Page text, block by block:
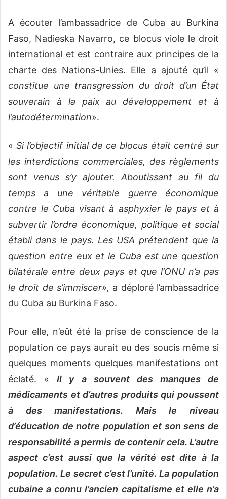
A écouter l’ambassadrice de Cuba au Burkina
Faso, Nadieska Navarro, ce blocus viole le droit
international et est contraire aux principes de la
charte des Nations-Unies. Elle a ajouté qu’il «
constitue une transgression du droit d’un État
souverain à la paix au développement et à
l’autodétermination».
«Si l’objectif initial de ce blocus était centré sur
les interdictions commerciales, des règlements
sont venus s’y ajouter. Aboutissant au fil du
temps a une véritable guerre économique
contre le Cuba visant à asphyxier le pays et à
subvertir l’ordre économique, politique et social
établi dans le pays. Les USA prétendent que la
question entre eux et le Cuba est une question
bilatérale entre deux pays et que l’ONU n’a pas
le droit de s’immiscer», a déploré l’ambassadrice
du Cuba au Burkina Faso.
Pour elle, n’eût été la prise de conscience de la
population ce pays aurait eu des soucis même si
quelques moments quelques manifestations ont
éclaté. «Il y a souvent des manques de
médicaments et d’autres produits qui poussent
à des manifestations. Mais le niveau
d’éducation de notre population et son sens de
responsabilité a permis de contenir cela. L’autre
aspect c’est aussi que la vérité est dite à la
population. Le secret c’est l’unité. La population
cubaine a connu l’ancien capitalisme et elle n’a